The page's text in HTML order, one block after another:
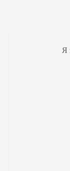
Я